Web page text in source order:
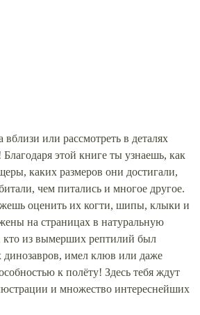
вблизи или рассмотреть в деталях
Благодаря этой книге ты узнаешь, как
каких размеров они достигали,
чем питались и многое другое.
оценить их когти, шипы, клыки и
на страницах в натуральную
из вымерших рептилий был
динозавров, имел клюв или даже
к полёту! Здесь тебя ждут
и множество интереснейших